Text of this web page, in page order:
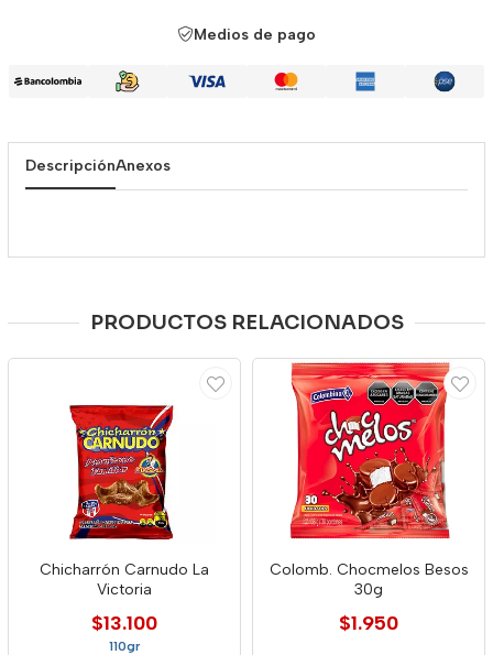
Medios de pago
DescripciónAnexos
PRODUCTOS RELACIONADOS
Chicharrón Carnudo La
Victoria
$13.100
110gr
Colomb. Chocmelos Besos
30g
$1.950